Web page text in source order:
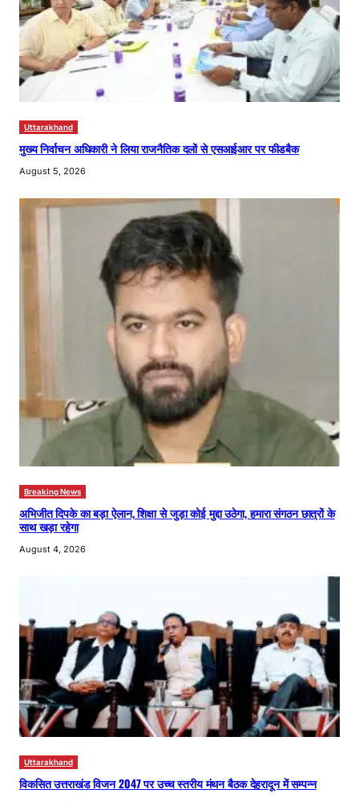
Uttarakhand
मुख्य निर्वाचन अधिकारी ने लिया राजनैतिक दलों से एसआईआर पर फीडबैक
August 5, 2026
Breaking News
अभिजीत दिपके का बड़ा ऐलान, शिक्षा से जुड़ा कोई मुद्दा उठेगा, हमारा संगठन छात्रों के
साथ खड़ा रहेगा
August 4, 2026
Uttarakhand
विकसित उत्तराखंड विजन 2047 पर उच्च स्तरीय मंथन बैठक देहरादून में सम्पन्न